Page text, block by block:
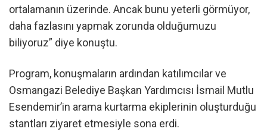
ortalamanın üzerinde. Ancak bunu yeterli görmüyor,
daha fazlasını yapmak zorunda olduğumuzu
biliyoruz” diye konuştu.
Program, konuşmaların ardından katılımcılar ve
Osmangazi Belediye Başkan Yardımcısı İsmail Mutlu
Esendemir’in arama kurtarma ekiplerinin oluşturduğu
stantları ziyaret etmesiyle sona erdi.